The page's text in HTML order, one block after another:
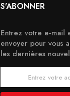
S'ABONNER
Entrez votre e-mail
envoyer pour vous
les dernières